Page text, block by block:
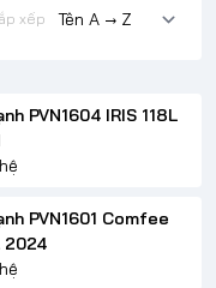
xếp
PVN1604 IRIS 118L
PVN1601 Comfee
2024